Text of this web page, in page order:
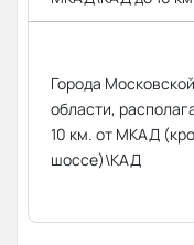
Города
области,
10 км. от МКАД
шоссе)\КАД